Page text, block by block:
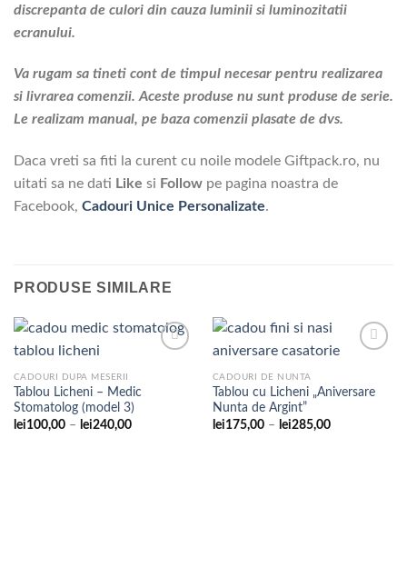
discrepanta de culori din cauza luminii si luminozitatii
ecranului.
Va rugam sa tineti cont de timpul necesar pentru realizarea
si livrarea comenzii. Aceste produse nu sunt produse de serie.
Le realizam manual, pe baza comenzii plasate de dvs.
Daca vreti sa fiti la curent cu noile modele Giftpack.ro, nu
uitati sa ne dati Like si Follow pe pagina noastra de
Facebook, Cadouri Unice Personalizate.
PRODUSE SIMILARE
Adaugare
CADOURI DUPA MESERII
Tablou Licheni – Medic
Stomatolog (model 3)
lei100,00 – lei240,00Interval
Adaugare
CADOURI DE NUNTA
Tablou cu Licheni „Aniversare
Nunta de Argint”
lei175,00 – lei285,00Interval